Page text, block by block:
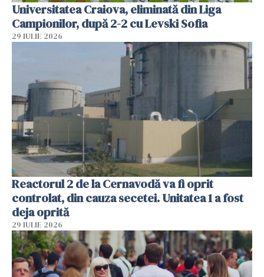
Universitatea Craiova, eliminată din Liga
Campionilor, după 2-2 cu Levski Sofia
29 IULIE 2026
Reactorul 2 de la Cernavodă va fi oprit
controlat, din cauza secetei. Unitatea 1 a fost
deja oprită
29 IULIE 2026